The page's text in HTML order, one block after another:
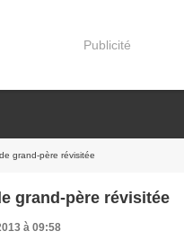
Publicité
grand-père révisitée
grand-père révisitée
à 09:58